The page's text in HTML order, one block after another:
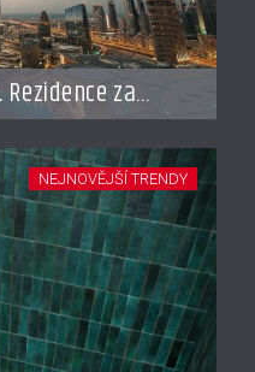
za
soukromé
NEJNOVĚJŠÍ TRENDY